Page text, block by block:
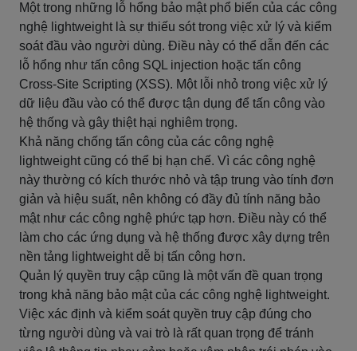
Một trong những lỗ hổng bảo mật phổ biến của các công
nghệ lightweight là sự thiếu sót trong việc xử lý và kiểm
soát đầu vào người dùng. Điều này có thể dẫn đến các
lỗ hổng như tấn công SQL injection hoặc tấn công
Cross-Site Scripting (XSS). Một lỗi nhỏ trong việc xử lý
dữ liệu đầu vào có thể được tận dụng để tấn công vào
hệ thống và gây thiệt hại nghiêm trọng.
Khả năng chống tấn công của các công nghệ
lightweight cũng có thể bị hạn chế. Vì các công nghệ
này thường có kích thước nhỏ và tập trung vào tính đơn
giản và hiệu suất, nên không có đầy đủ tính năng bảo
mật như các công nghệ phức tạp hơn. Điều này có thể
làm cho các ứng dụng và hệ thống được xây dựng trên
nền tảng lightweight dễ bị tấn công hơn.
Quản lý quyền truy cập cũng là một vấn đề quan trọng
trong khả năng bảo mật của các công nghệ lightweight.
Việc xác định và kiểm soát quyền truy cập đúng cho
từng người dùng và vai trò là rất quan trọng để tránh